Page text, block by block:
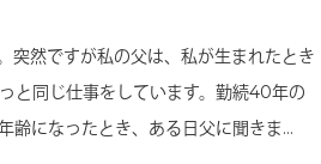
突然ですが私の父は、私が生まれたとき
と同じ仕事をしています。勤続40年の
齢になったとき、ある日父に聞きま…